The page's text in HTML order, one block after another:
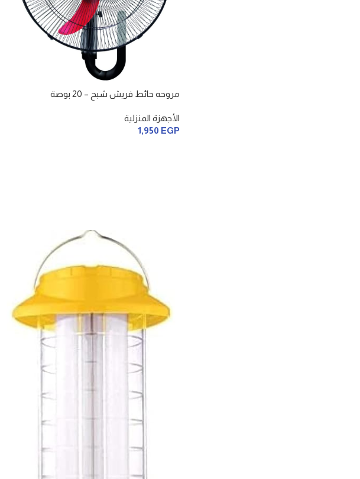
مروحه حائط فريش شبح – 20 بوصة
الأجهزة المنزلية
1,950 EGP